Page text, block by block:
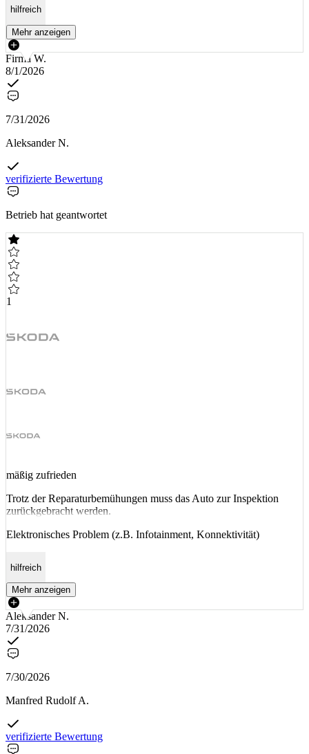
hilfreich
Mehr anzeigen
Firma W.
8/1/2026
7/31/2026
Aleksander N.
verifizierte Bewertung
Betrieb hat geantwortet
1
mäßig zufrieden
Trotz der Reparaturbemühungen muss das Auto zur Inspektion
zurückgebracht werden.
Elektronisches Problem (z.B. Infotainment, Konnektivität)
hilfreich
Mehr anzeigen
Aleksander N.
7/31/2026
7/30/2026
Manfred Rudolf A.
verifizierte Bewertung